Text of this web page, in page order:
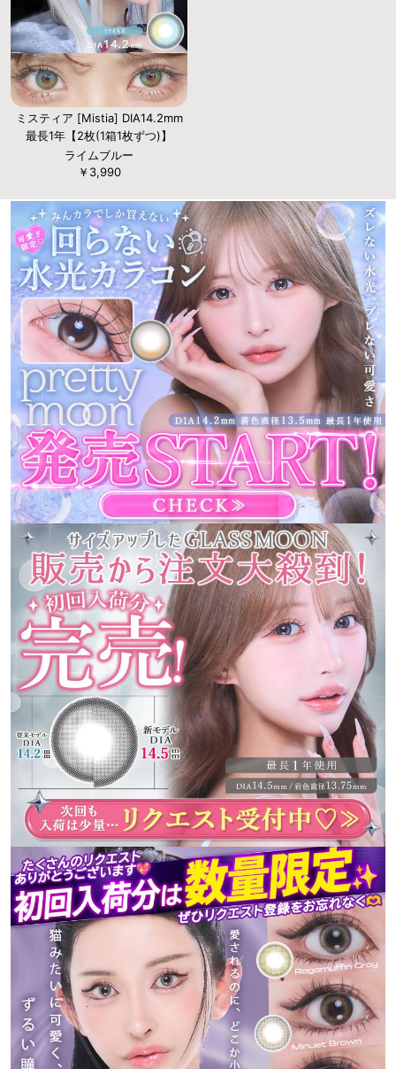
ミスティア [Mistia] DIA14.2mm
最長1年【2枚(1箱1枚ずつ)】
ライムブルー
￥3,990